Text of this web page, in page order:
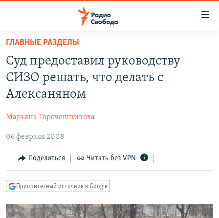
упрощенного
доступа
Вернуться
основному
Вернутся
навигации
Вернутся
поиску
ПОДКАСТЫ
АВТОРСКИЕ ПРОЕКТЫ
МНЕНИЯ
КУЛЬТУРА
IDEL.РЕАЛИИ
СЕВЕР.РЕАЛИИ
СИБИРЬ.РЕАЛИИ
ГЛАВНЫЕ РАЗДЕЛЫ
Суд предоставил руководству
СИЗО решать, что делать с
Алексаняном
Марьяна Торочешникова
06 февраля 2008
Поделиться Читать без VPN
Приоритетный источник в Google